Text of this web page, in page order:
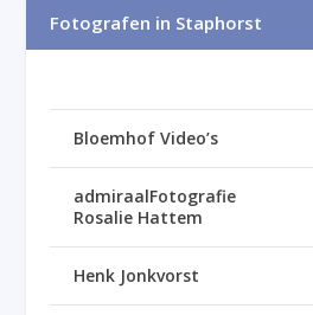
Fotografen in Staphorst
Bloemhof Video’s
admiraalFotografie
Rosalie Hattem
Henk Jonkvorst